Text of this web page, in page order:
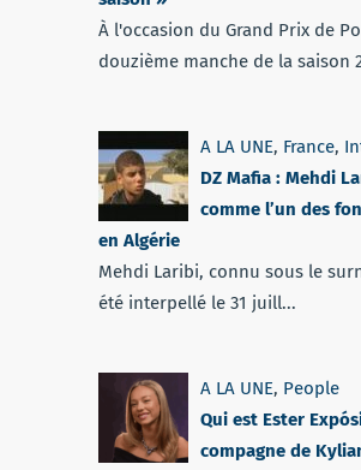
À l'occasion du Grand Prix de
douzième manche de la saison
A LA UNE, France,
DZ Mafia : Mehdi
comme l’un des
en Algérie
Mehdi Laribi, connu sous le
été interpellé le 31 juill...
A LA UNE, People
Qui est Ester
compagne de